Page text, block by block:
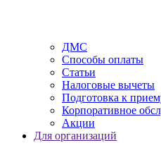
ДМС
Способы оплаты
Статьи
Налоговые вычеты
Подготовка к
Корпоративное
Акции
Для организаций